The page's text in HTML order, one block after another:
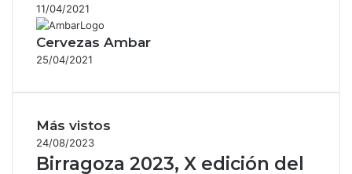
11/04/2021
Cervezas Ambar
25/04/2021
Más vistos
24/08/2023
Birragoza 2023, X edición del